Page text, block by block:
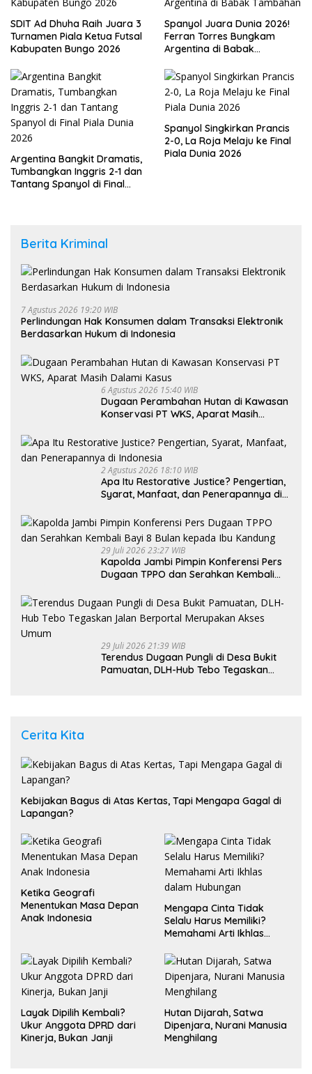
SDIT Ad Dhuha Raih Juara 3
Turnamen Piala Ketua Futsal
Kabupaten Bungo 2026
Spanyol Juara Dunia 2026!
Ferran Torres Bungkam
Argentina di Babak
Argentina Bangkit Dramatis,
Tumbangkan Inggris 2-1 dan
Tantang Spanyol di Final
Spanyol Singkirkan Prancis
2-0, La Roja Melaju ke Final
Piala Dunia 2026
Berita Kriminal
7 Agustus 2026 19:20 WIB
Perlindungan Hak Konsumen dalam Transaksi Elektronik
Berdasarkan Hukum di Indonesia
6 Agustus 2026 15:40 WIB
Dugaan Perambahan Hutan di Kawasan
Konservasi PT WKS, Aparat Masih
2 Agustus 2026 18:10 WIB
Apa Itu Restorative Justice? Pengertian,
Syarat, Manfaat, dan Penerapannya di
29 Juli 2026 23:27 WIB
Kapolda Jambi Pimpin Konferensi Pers
Dugaan TPPO dan Serahkan Kembali
29 Juli 2026 21:39 WIB
Terendus Dugaan Pungli di Desa Bukit
Pamuatan, DLH-Hub Tebo Tegaskan
Cerita Kita
Kebijakan Bagus di Atas Kertas, Tapi Mengapa Gagal di
Lapangan?
Ketika Geografi
Menentukan Masa Depan
Anak Indonesia
Mengapa Cinta Tidak
Selalu Harus Memiliki?
Memahami Arti Ikhlas
Layak Dipilih Kembali?
Ukur Anggota DPRD dari
Kinerja, Bukan Janji
Hutan Dijarah, Satwa
Dipenjara, Nurani Manusia
Menghilang